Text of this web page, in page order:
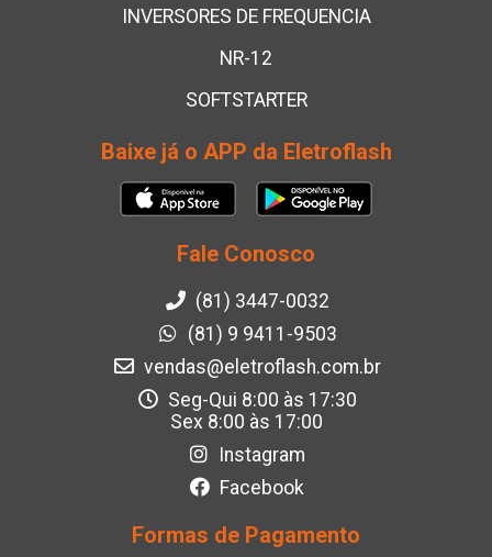
INVERSORES DE FREQUENCIA
NR-12
SOFTSTARTER
Baixe já o APP da Eletroflash
Fale Conosco
(81) 3447-0032
(81) 9 9411-9503
vendas@eletroflash.com.br
Seg-Qui 8:00 às 17:30
Sex 8:00 às 17:00
Instagram
Facebook
Formas de Pagamento